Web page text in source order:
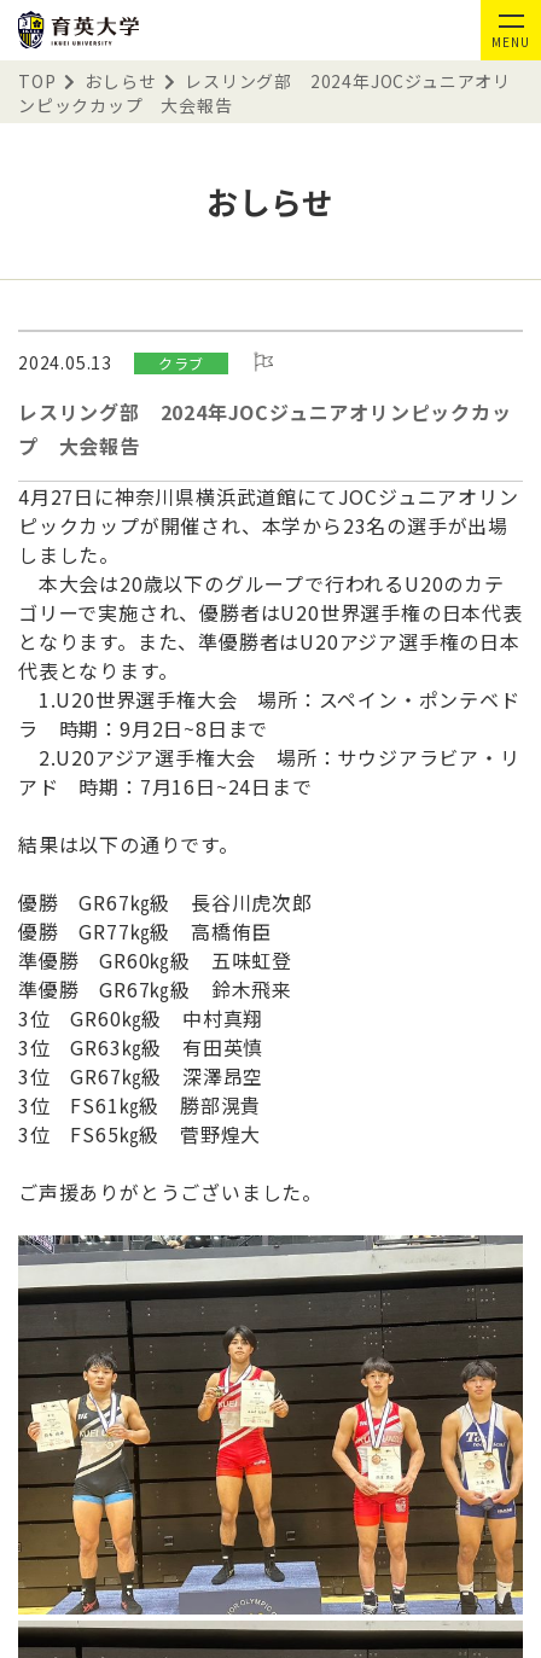
MENU
TOP おしらせ
レスリング部 2024年JOCジュニアオリ
ンピックカップ 大会報告
おしらせ
2024.05.13 クラブ
レスリング部 2024年JOCジュニアオリンピックカッ
プ 大会報告
4月27日に神奈川県横浜武道館にてJOCジュニアオリン
ピックカップが開催され、本学から23名の選手が出場
しました。
本大会は20歳以下のグループで行われるU20のカテ
ゴリーで実施され、優勝者はU20世界選手権の日本代表
となります。 また、準優勝者はU20アジア選手権の日本
代表となります。
1.U20世界選手権大会 場所：スペイン・ポンテベド
ラ 時期：9月2日~8日まで
2.U20アジア選手権大会 場所：サウジアラビア・リ
アド 時期：7月16日~24日まで
結果は以下の通りです。
優勝 GR67㎏級 長谷川虎次郎
優勝 GR77㎏級 高橋侑臣
準優勝 GR60㎏級 五味虹登
準優勝 GR67㎏級 鈴木飛来
3位 GR60㎏級 中村真翔
3位 GR63㎏級 有田英慎
3位 GR67㎏級 深澤昂空
3位 FS61㎏級 勝部滉貴
3位 FS65㎏級 菅野煌大
ご声援ありがとうございました。